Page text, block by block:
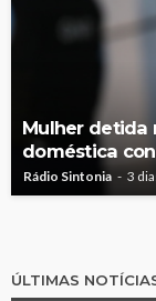
Mulher detida
doméstica
Rádio Sintonia 3
ÚLTIMAS